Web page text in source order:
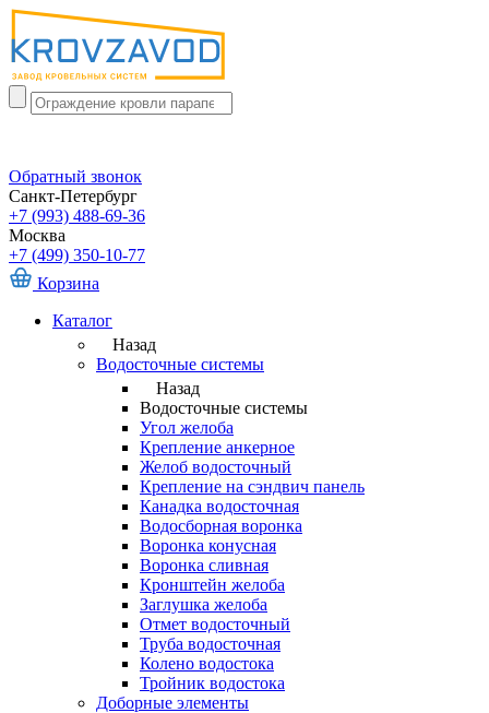
Обратный звонок
Санкт-Петербург
+7 (993) 488-69-36
Москва
+7 (499) 350-10-77
Корзина
Каталог
Назад
Водосточные системы
Назад
Водосточные системы
Угол желоба
Крепление анкерное
Желоб водосточный
Крепление на сэндвич панель
Канадка водосточная
Водосборная воронка
Воронка конусная
Воронка сливная
Кронштейн желоба
Заглушка желоба
Отмет водосточный
Труба водосточная
Колено водостока
Тройник водостока
Доборные элементы